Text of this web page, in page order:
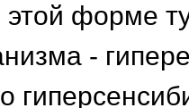
форме
-